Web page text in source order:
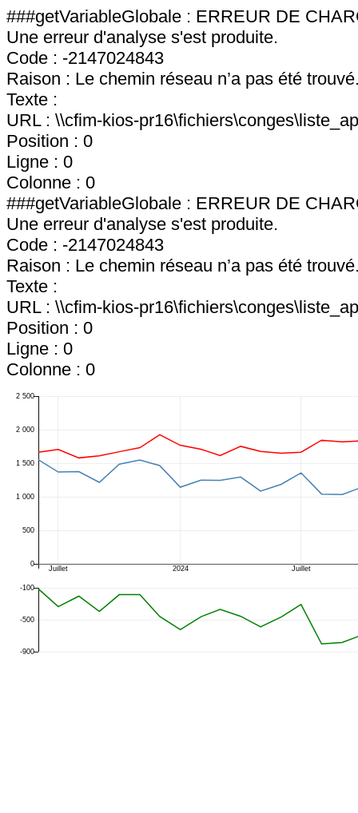
###getVariableGlobale : ERREUR DE
Une erreur d'analyse s'est produite.
Code : -2147024843
Raison : Le chemin réseau n’a pas été
Texte :
URL : \\cfim-kios-
Position : 0
Ligne : 0
Colonne : 0
###getVariableGlobale : ERREUR DE
Une erreur d'analyse s'est produite.
Code : -2147024843
Raison : Le chemin réseau n’a pas été
Texte :
URL : \\cfim-kios-
Position : 0
Ligne : 0
Colonne : 0
Juillet 2024 Juillet
0
500
1 000
1 500
2 000
2 500
-900
-500
-100